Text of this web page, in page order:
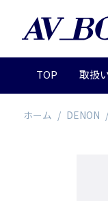
TOP 取扱
ホーム / DENON /